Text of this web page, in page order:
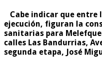
Cabe indicar que entre
ejecución, figuran la
sanitarias para
calles Las Bandurrias,
segunda etapa, José